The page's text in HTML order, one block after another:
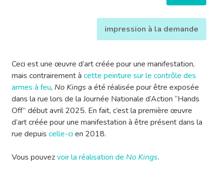
impression à la demande
Ceci est une œuvre d’art créée pour une manifestation,
mais contrairement à cette peinture sur le contrôle des
armes à feu, No Kings a été réalisée pour être exposée
dans la rue lors de la Journée Nationale d’Action “Hands
Off” début avril 2025. En fait, c’est la première œuvre
d’art créée pour une manifestation à être présent dans la
rue depuis celle-ci en 2018.
Vous pouvezvoir la réalisation de No Kings.